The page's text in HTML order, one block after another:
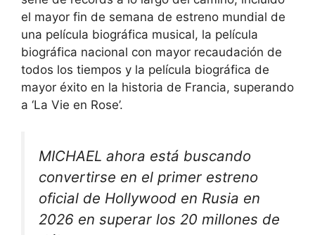
el mayor fin de semana de estreno mundial de
una película biográfica musical, la película
biográfica nacional con mayor recaudación de
todos los tiempos y la película biográfica de
mayor éxito en la historia de Francia, superando
a ‘La Vie en Rose’.
MICHAEL ahora está buscando
convertirse en el primer estreno
oficial de Hollywood en Rusia en
2026 en superar los 20 millones de